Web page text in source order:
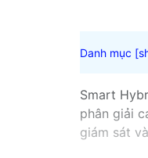
Smart
phân giải
giám sát